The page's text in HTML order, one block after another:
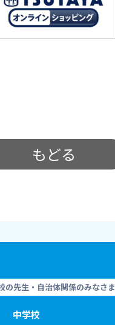
もどる
の先生・自治体関係のみなさま
中学校